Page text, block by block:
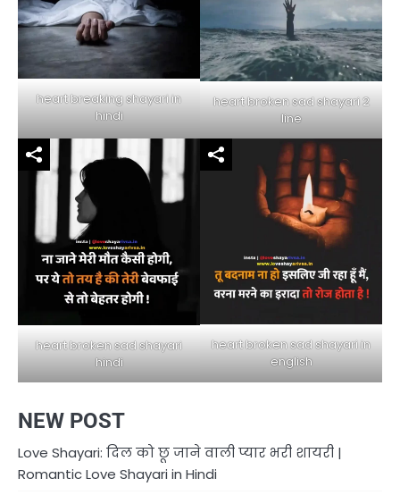
heart breaking shayari in
hindi
heart broken sad shayari 2
line
heart broken sad shayari
hindi
heart broken sad shayari in
english
NEW POST
Love Shayari: दिल को छू जाने वाली प्यार भरी शायरी |
Romantic Love Shayari in Hindi